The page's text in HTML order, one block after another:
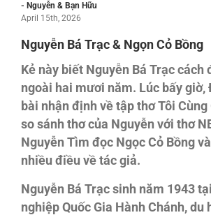
- Nguyễn & Bạn Hữu
April 15th, 2026
Nguyễn Bá Trạc & Ngọn Cỏ Bồng
Kẻ này biết Nguyễn Bá Trạc cách
ngoài hai mươi năm. Lúc bấy giờ,
bài nhận định về tập thơ Tôi Cùng
so sánh thơ của Nguyễn với thơ
Nguyễn Tìm đọc Ngọc Cỏ Bồng
nhiều điều về tác giả.
Nguyễn Bá Trạc sinh năm 1943
nghiệp Quốc Gia Hành Chánh, du